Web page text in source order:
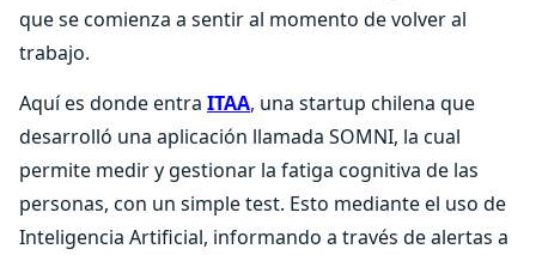
que se comienza a sentir al momento de volver al
trabajo.
Aquí es donde entra ITAA, una startup chilena que
desarrolló una aplicación llamada SOMNI, la cual
permite medir y gestionar la fatiga cognitiva de las
personas, con un simple test. Esto mediante el uso de
Inteligencia Artificial, informando a través de alertas a